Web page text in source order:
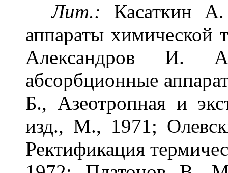
Лит.: Касаткин
аппараты химической
Александров И.
абсорбционные
Б., Азеотропная и
изд., М., 1971;
Ректификация